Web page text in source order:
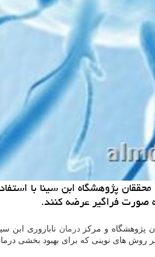
صورت فراگیر عرضه كنند.
پژوهشگاه و مرکزدرمان ناباروری ابن
روش های نوینی که برای بهبود بخشی